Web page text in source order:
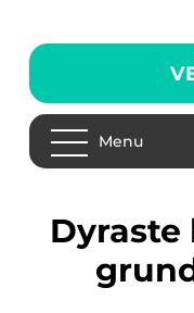
Menu
Dyraste hundrasen: En